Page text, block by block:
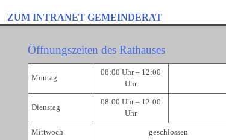
ZUM INTRANET GEMEINDERAT
Öffnungszeiten des Rathauses
Montag
08:00 Uhr – 12:00
Uhr
Dienstag
08:00 Uhr – 12:00
Uhr
Mittwoch geschlossen